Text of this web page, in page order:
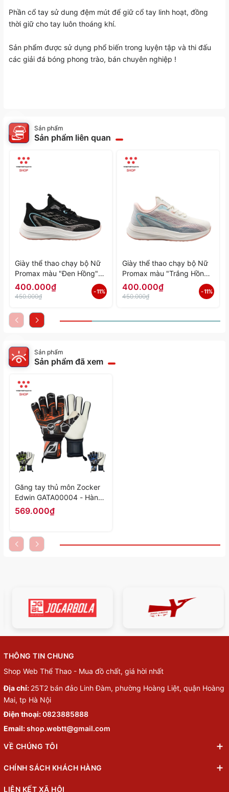
Phần cổ tay sử dung đệm mút để giữ cổ tay linh hoạt, đồng
thời giữ cho tay luôn thoáng khí.
Sản phẩm được sử dụng phổ biến trong luyện tập và thi đấu
các giải đá bóng phong trào, bán chuyên nghiệp !
Sản phẩm
Sản phẩm liên quan
Giày thể thao chạy bộ Nữ
Promax màu "Đen Hồng"
PR-2206-06 - Hàng Chính
Hãng
400.000₫
450.000₫
- 11%
Giày thể thao chạy bộ Nữ
Promax màu "Trắng Hồng"
PR-2206-05 - Hàng Chính
Hãng
400.000₫
450.000₫
- 11%
Sản phẩm
Sản phẩm đã xem
Găng tay thủ môn Zocker
Edwin GATA00004 - Hàng
Chính Hãng
569.000₫
THÔNG TIN CHUNG
Shop Web Thể Thao - Mua đồ chất, giá hời nhất
Địa chỉ: 25T2 bán đảo Linh Đàm, phường Hoàng Liệt, quận Hoàng
Mai, tp Hà Nội
Điện thoại:0823885888
Email:shop.webtt@gmail.com
VỀ CHÚNG TÔI
CHÍNH SÁCH KHÁCH HÀNG
LIÊN KẾT XÃ HỘI